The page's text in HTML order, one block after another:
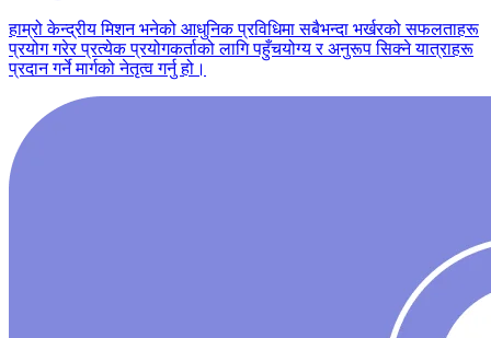
हाम्रो केन्द्रीय मिशन भनेको आधुनिक प्रविधिमा सबैभन्दा भर्खरको सफलताहरू
प्रयोग गरेर प्रत्येक प्रयोगकर्ताको लागि पहुँचयोग्य र अनुरूप सिक्ने यात्राहरू
प्रदान गर्ने मार्गको नेतृत्व गर्नु हो।